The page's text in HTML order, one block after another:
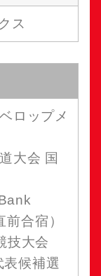
ス
ロップメ
大会 国
合宿）
技大会
表候補選